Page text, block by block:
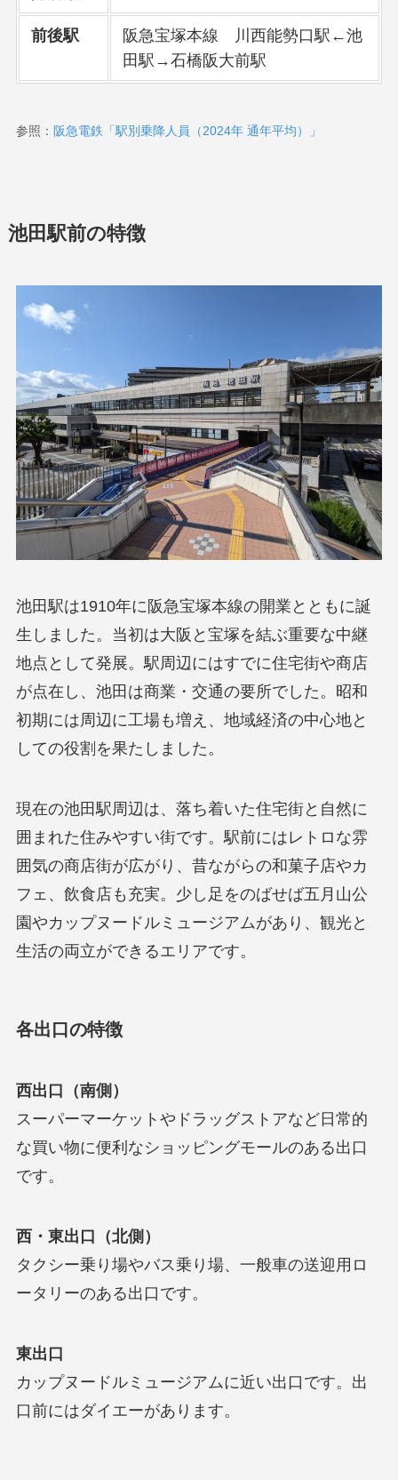
前後駅
阪急宝塚本線 川西能勢口駅←池
田駅→石橋阪大前駅
参照： 阪急電鉄「駅別乗降人員（2024年 通年平均）」
池田駅前の特徴
池田駅は1910年に阪急宝塚本線の開業とともに誕
生しました。当初は大阪と宝塚を結ぶ重要な中継
地点として発展。駅周辺にはすでに住宅街や商店
が点在し、池田は商業・交通の要所でした。昭和
初期には周辺に工場も増え、地域経済の中心地と
しての役割を果たしました。
現在の池田駅周辺は、落ち着いた住宅街と自然に
囲まれた住みやすい街です。駅前にはレトロな雰
囲気の商店街が広がり、昔ながらの和菓子店やカ
フェ、飲食店も充実。少し足をのばせば五月山公
園やカップヌードルミュージアムがあり、観光と
生活の両立ができるエリアです。
各出口の特徴
西出口（南側）
スーパーマーケットやドラッグストアなど日常的
な買い物に便利なショッピングモールのある出口
です。
西・東出口（北側）
タクシー乗り場やバス乗り場、一般車の送迎用ロ
ータリーのある出口です。
東出口
カップヌードルミュージアムに近い出口です。出
口前にはダイエーがあります。